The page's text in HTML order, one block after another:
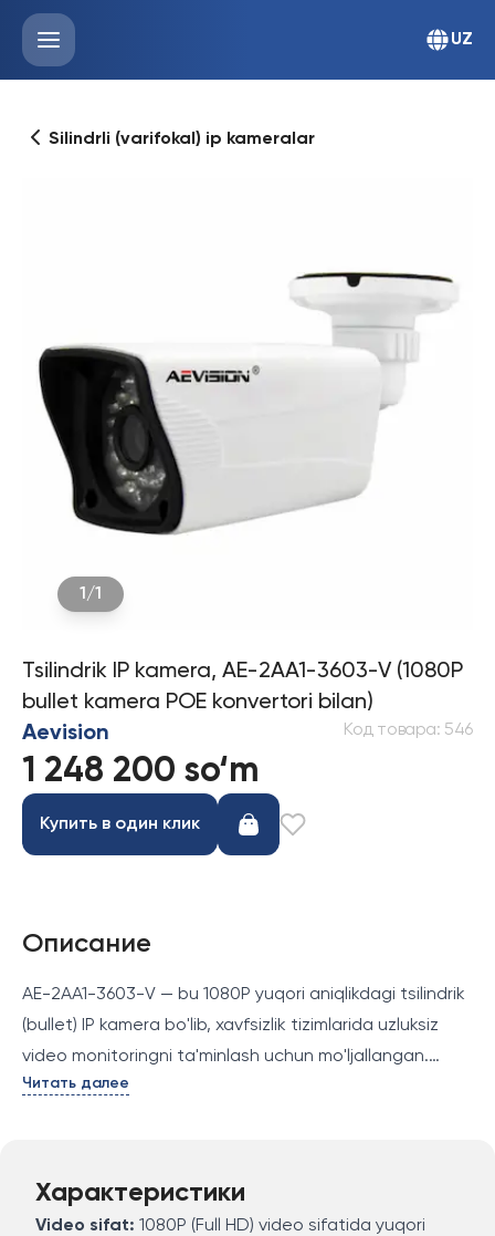
UZ
Silindrli (varifokal) ip kameralar
1 /1
Tsilindrik IP kamera, AE-2AA1-3603-V (1080P
bullet kamera POE konvertori bilan)
Aevision
Код товара: 546
1 248 200 so‘m
Купить в один клик
Описание
AE-2AA1-3603-V — bu 1080P yuqori aniqlikdagi tsilindrik
(bullet) IP kamera bo'lib, xavfsizlik tizimlarida uzluksiz
video monitoringni ta'minlash uchun mo'ljallangan.
Kamera POE (Power over Ethernet) texnologiyasini
darajada soddalashtiradi. Bu kamera barcha tashqi
sharoitlarga mos ravishda bardoshli va mustahkam
Читать далее
Характеристики
Video sifat: 1080P (Full HD) video sifatida yuqori